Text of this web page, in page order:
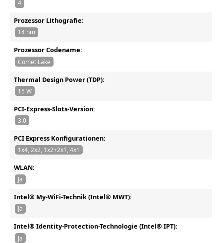
4
Prozessor Lithografie:
14 nm
Prozessor Codename:
Comet Lake
Thermal Design Power (TDP):
15 W
PCI-Express-Slots-Version:
3.0
PCI Express Konfigurationen:
1x4, 2x2, 1x2+2x1, 4x1
WLAN:
Ja
Intel® My-WiFi-Technik (Intel® MWT):
Ja
Intel® Identity-Protection-Technologie (Intel® IPT):
Ja